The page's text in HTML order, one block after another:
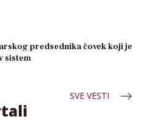
predsednika čovek koji je
sistem
SVE VESTI